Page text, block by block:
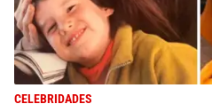
CELEBRIDADES